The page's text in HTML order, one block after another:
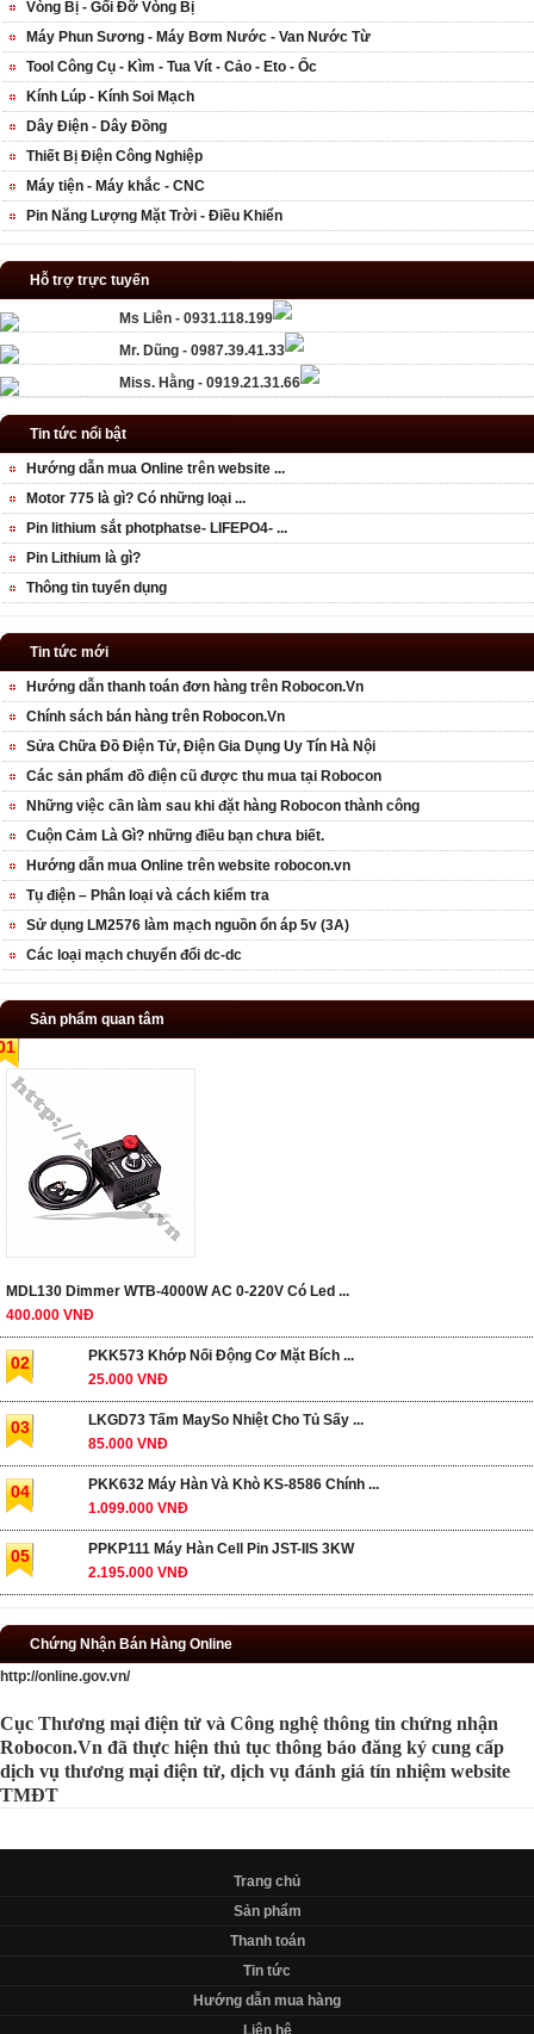
Vòng Bị - Gối Đỡ Vòng Bị
Máy Phun Sương - Máy Bơm Nước - Van Nước Từ
Tool Công Cụ - Kìm - Tua Vít - Cảo - Eto - Ốc
Kính Lúp - Kính Soi Mạch
Dây Điện - Dây Đồng
Thiết Bị Điện Công Nghiệp
Máy tiện - Máy khắc - CNC
Pin Năng Lượng Mặt Trời - Điều Khiển
Hỗ trợ trực tuyến
Ms Liên - 0931.118.199
Mr. Dũng - 0987.39.41.33
Miss. Hằng - 0919.21.31.66
Tin tức nổi bật
Hướng dẫn mua Online trên website ...
Motor 775 là gì? Có những loại ...
Pin lithium sắt photphatse- LIFEPO4- ...
Pin Lithium là gì?
Thông tin tuyển dụng
Tin tức mới
Hướng dẫn thanh toán đơn hàng trên Robocon.Vn
Chính sách bán hàng trên Robocon.Vn
Sửa Chữa Đồ Điện Tử, Điện Gia Dụng Uy Tín Hà Nội
Các sản phẩm đồ điện cũ được thu mua tại Robocon
Những việc cần làm sau khi đặt hàng Robocon thành công
Cuộn Cảm Là Gì? những điều bạn chưa biết.
Hướng dẫn mua Online trên website robocon.vn
Tụ điện – Phân loại và cách kiểm tra
Sử dụng LM2576 làm mạch nguồn ổn áp 5v (3A)
Các loại mạch chuyển đổi dc-dc
Sản phẩm quan tâm
MDL130 Dimmer WTB-4000W AC 0-220V Có Led ...
400.000 VNĐ
02
PKK573 Khớp Nối Động Cơ Mặt Bích ...
25.000 VNĐ
03
LKGD73 Tấm MaySo Nhiệt Cho Tủ Sấy ...
85.000 VNĐ
04
PKK632 Máy Hàn Và Khò KS-8586 Chính ...
1.099.000 VNĐ
05
PPKP111 Máy Hàn Cell Pin JST-IIS 3KW
2.195.000 VNĐ
Chứng Nhận Bán Hàng Online
http://online.gov.vn/
Cục Thương mại điện tử và Công nghệ thông tin chứng nhận
Robocon.Vn đã thực hiện thủ tục thông báo đăng ký cung cấp
dịch vụ thương mại điện tử, dịch vụ đánh giá tín nhiệm website
TMĐT
Trang chủ
Sản phẩm
Thanh toán
Tin tức
Hướng dẫn mua hàng
Liên hệ